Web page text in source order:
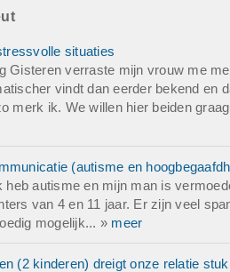
17 getrouwd.
sessies online avond relatie
situaties
Gisteren verraste mijn vrouw me
vindt dan eerder bekend en
merk ik. We willen hier beiden
(autisme en
autisme en mijn man is
van 4 en 11 jaar. Er zijn veel
mogelijk... » meer
(2 kinderen) dreigt onze relatie